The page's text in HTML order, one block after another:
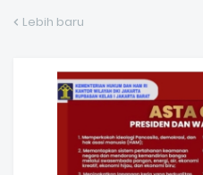
Lebih baru